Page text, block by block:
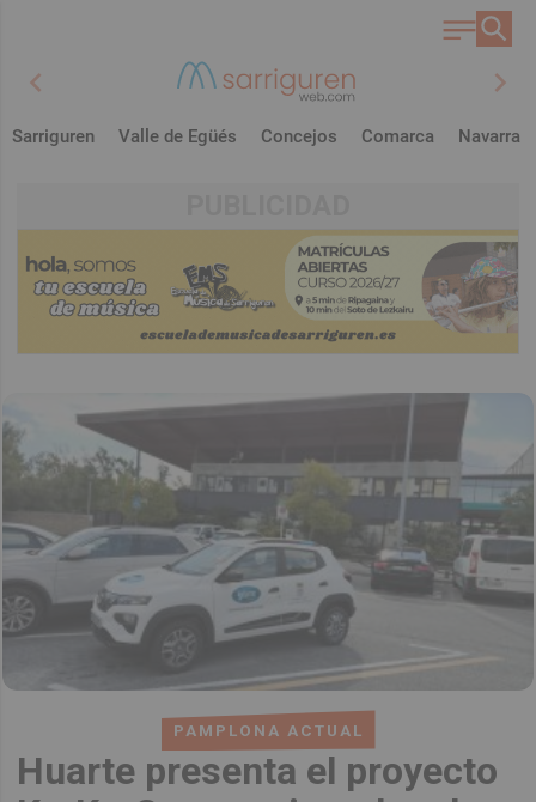
chevron_left chevron_right
Sarriguren Valle de Egüés Concejos Comarca Navarra
PAMPLONA ACTUAL
Huarte presenta el proyecto